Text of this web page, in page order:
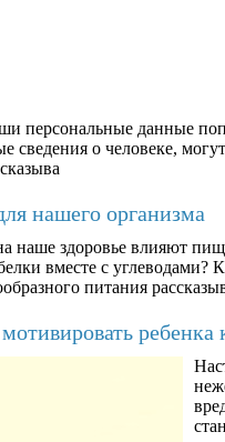
персональные данные
о человеке,
нашего организма
наше здоровье влияют
вместе с
питания